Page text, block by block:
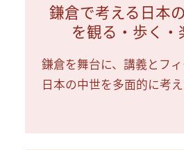
鎌倉で考える日本
を観る・歩く・
鎌倉を舞台に、講義とフ
日本の中世を多面的に考え